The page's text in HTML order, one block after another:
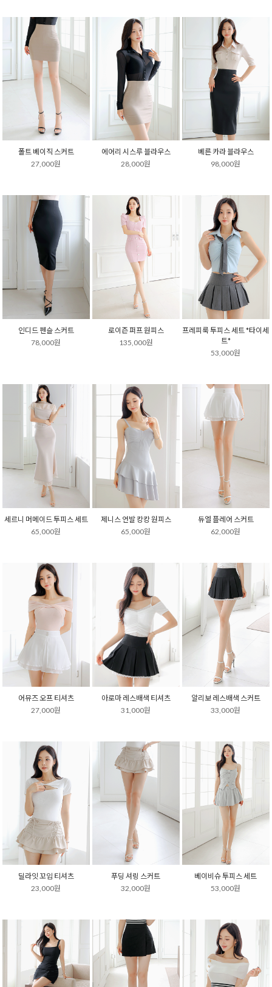
폴트 베이직 스커트
27,000원
에어리 시스루 블라우스
28,000원
베른 카라 블라우스
98,000원
인디드 펜슬 스커트
78,000원
로이즌 퍼프 원피스
135,000원
프레피룩 투피스 세트 *타이세
트*
53,000원
세르니 머메이드 투피스 세트
65,000원
제니스 언발 캉캉 원피스
65,000원
듀엘 플레어 스커트
62,000원
어뮤즈 오프 티셔츠
27,000원
아로마 레스배색 티셔츠
31,000원
알리보 레스배색 스커트
33,000원
딜라잇 꼬임 티셔츠
23,000원
푸딩 셔링 스커트
32,000원
베이비슈 투피스 세트
53,000원